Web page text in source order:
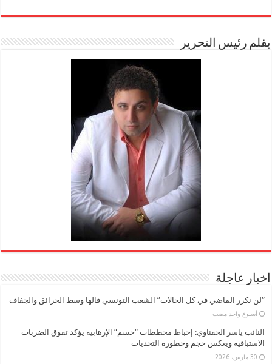
بقلم رئيس التحرير
اخبار عاجلة
“لن نكرر الماضي في كل الحالات” الشعب التونسي قالها وسط الحرائق والجفاف
‏أسبوع واحد مضت
النائب ياسر الحفناوي: إحباط مخططات “حسم” الإرهابية يؤكد تفوق الضربات
الاستباقية ويعكس حجم وخطورة التحديات
30 مارس، 2026